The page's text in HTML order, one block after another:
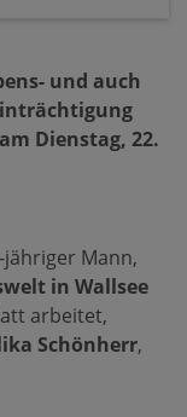
und auch
Dienstag, 22.
Mann,
in Wallsee
arbeitet,
Schönherr,